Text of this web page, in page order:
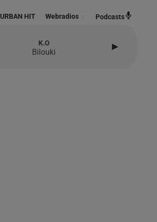
URBAN HIT Webradios Podcasts
K.o
Bilouki